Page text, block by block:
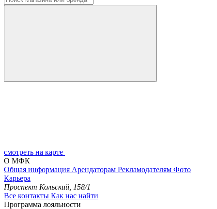
смотреть на карте
О МФК
Общая информация Арендаторам Рекламодателям Фото
Карьера
Проспект Кольский, 158/1
Все контакты Как нас найти
Программа лояльности